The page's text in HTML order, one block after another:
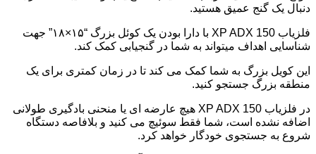
دنبال یک گنج عمیق هستید.
فلزیاب XP ADX 150 با دارا بودن یک کوئل بزرگ “۱۵×۱۸” جهت
شناسایی اهداف میتواند به شما در گنجیابی کمک کند.
این کویل بزرگ به شما کمک می کند تا در زمان کمتری برای یک
منطقه بزرگ جستجو کنید.
در فلزیاب XP ADX 150 هیچ عارضه ای یا منحنی بادگیری طولانی
اضافه نشده است، شما فقط سوئیچ می کنید و بلافاصه دستگاه
شروع به جستجوی خودگار خواهد کرد.